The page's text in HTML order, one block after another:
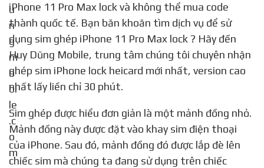
iPhone 11 Pro Max lock và không thể mua code
thành quốc tế. Bạn băn khoăn tìm dịch vụ để sử
dụng sim ghép iPhone 11 Pro Max lock ? Hãy đến
Huy Dũng Mobile, trung tâm chúng tôi chuyên nhận
ghép sim iPhone lock heicard mới nhất, version cao
nhất lấy liền chỉ 30 phút.
Sim ghép được hiểu đơn giản là một mảnh đồng nhỏ.
Mảnh đồng này được đặt vào khay sim điện thoại
của iPhone. Sau đó, mảnh đồng đó được lắp đè lên
chiếc sim mà chúng ta đang sử dụng trên chiếc